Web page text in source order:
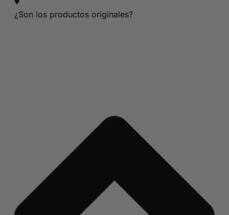
¿Son los productos originales?